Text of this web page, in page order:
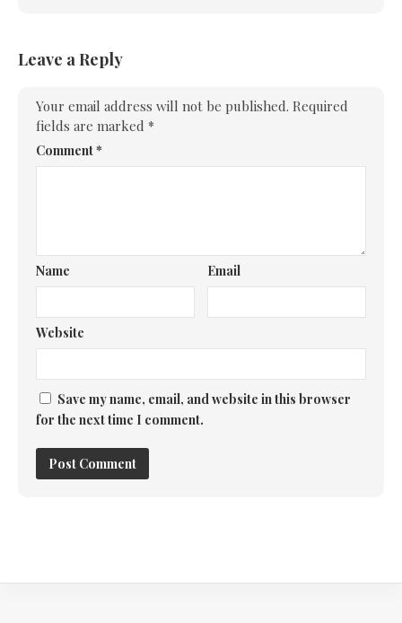
Leave a Reply
Your email address will not be published. Required
fields are marked *
Comment*
Name Email
Website
Save my name, email, and website in this browser
for the next time I comment.